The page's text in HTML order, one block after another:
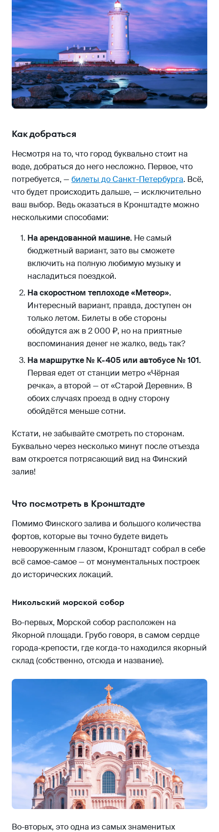
Как добраться
Несмотря на то, что город буквально стоит на
воде, добраться до него несложно. Первое, что
потребуется, — билеты до Санкт-Петербурга. Всё,
что будет происходить дальше, — исключительно
ваш выбор. Ведь оказаться в Кронштадте можно
несколькими способами:
На арендованной машине. Не самый
бюджетный вариант, зато вы сможете
включить на полную любимую музыку и
насладиться поездкой.
На скоростном теплоходе «Метеор».
Интересный вариант, правда, доступен он
только летом. Билеты в обе стороны
обойдутся аж в 2 000 ₽, но на приятные
воспоминания денег не жалко, ведь так?
На маршрутке № К-405 или автобусе № 101.
Первая едет от станции метро «Чёрная
речка», а второй — от «Старой Деревни». В
обоих случаях проезд в одну сторону
обойдётся меньше сотни.
Кстати, не забывайте смотреть по сторонам.
Буквально через несколько минут после отъезда
вам откроется потрясающий вид на Финский
залив!
Что посмотреть в Кронштадте
Помимо Финского залива и большого количества
фортов, которые вы точно будете видеть
невооруженным глазом, Кронштадт собрал в себе
всё самое-самое — от монументальных построек
до исторических локаций.
Никольский морской собор
Во-первых, Морской собор расположен на
Якорной площади. Грубо говоря, в самом сердце
города-крепости, где когда-то находился якорный
склад (собственно, отсюда и название).
Во-вторых, это одна из самых знаменитых